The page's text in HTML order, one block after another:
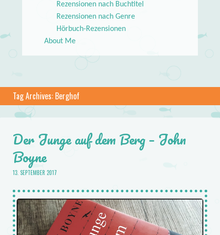
Rezensionen nach Buchtitel
Rezensionen nach Genre
Hörbuch-Rezensionen
About Me
Tag Archives: Berghof
Der Junge auf dem Berg – John
Boyne
13. SEPTEMBER 2017